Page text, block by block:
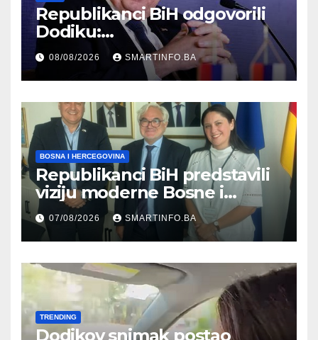
Republikanci BiH odgovorili
Dodiku:
Bosanskohercegovačka
kultura postoji i pripada svim
građanima
08/08/2026 SMARTINFO.BA
BOSNA I HERCEGOVINA
Republikanci BiH predstavili
viziju moderne Bosne i
Hercegovine ambasadoru
Njemačke
07/08/2026 SMARTINFO.BA
TRENDING
Dodikov snimak postao